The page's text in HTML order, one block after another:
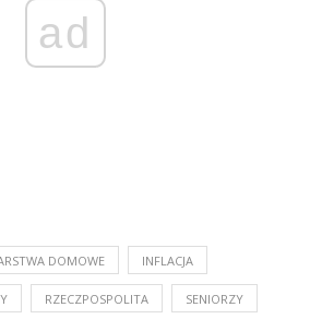
ad
DOMOWE INFLACJA
RZECZPOSPOLITA SENIORZY